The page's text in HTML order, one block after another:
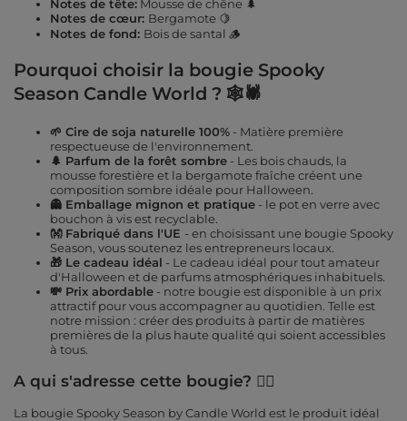
Notes de tête: Mousse de chêne 🌲
Notes de cœur: Bergamote 🍋
Notes de fond: Bois de santal 🪵
Pourquoi choisir la bougie Spooky
Season Candle World ? 🕸️🕷️
🌱 Cire de soja naturelle 100% - Matière première
respectueuse de l'environnement.
🌲 Parfum de la forêt sombre - Les bois chauds, la
mousse forestière et la bergamote fraîche créent une
composition sombre idéale pour Halloween.
👻 Emballage mignon et pratique - le pot en verre avec
bouchon à vis est recyclable.
👐 Fabriqué dans l'UE - en choisissant une bougie Spooky
Season, vous soutenez les entrepreneurs locaux.
🎁 Le cadeau idéal - Le cadeau idéal pour tout amateur
d'Halloween et de parfums atmosphériques inhabituels.
💸 Prix abordable - notre bougie est disponible à un prix
attractif pour vous accompagner au quotidien. Telle est
notre mission : créer des produits à partir de matières
premières de la plus haute qualité qui soient accessibles
à tous.
A qui s'adresse cette bougie? 🧙‍♀️
La bougie Spooky Season by Candle World est le produit idéal